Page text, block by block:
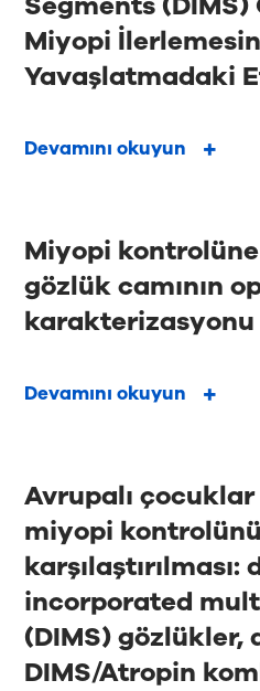
Miyopi
Yavaşlatmadaki
Devamını okuyun
Miyopi
gözlük camının
karakterizasyonu
Devamını okuyun
Avrupalı
miyopi
karşılaştırılması:
incorporated
(DIMS) gözlükler,
DIMS/Atropin